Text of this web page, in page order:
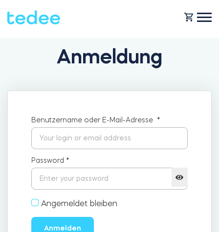
WIE FUNKTIONIERT ES?
Vermietung
Für Geschäfte
Schlosses
Tedee GO
Tedee GO2
SHOP
Anmeldung
Benutzername oder E-Mail-Adresse *
Password *
Angemeldet bleiben
Anmelden